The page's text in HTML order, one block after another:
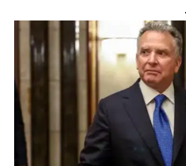
.